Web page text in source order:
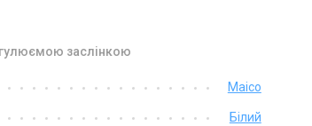
ECA 100 ipro B
заслінкою
Maico
Білий